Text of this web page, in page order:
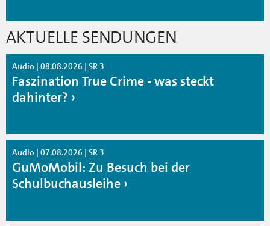
AKTUELLE SENDUNGEN
Audio | 08.08.2026 | SR 3
Faszination True Crime - was steckt
dahinter?
Audio | 07.08.2026 | SR 3
GuMoMobil: Zu Besuch bei der
Schulbuchausleihe